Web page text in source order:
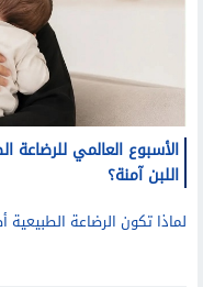
الأسبوع العالمي للرضاعة
اللبن آمنة؟
لماذا تكون الرضاعة